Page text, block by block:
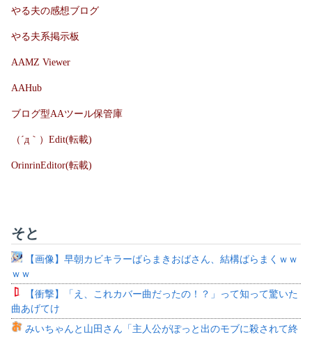
やる夫の感想ブログ
やる夫系掲示板
AAMZ Viewer
AAHub
ブログ型AAツール保管庫
（´д｀）Edit(転載)
OrinrinEditor(転載)
そと
【画像】早朝カビキラーばらまきおばさん、結構ばらまくｗｗ
ｗｗ
【衝撃】「え、これカバー曲だったの！？」って知って驚いた
曲あげてけ
みいちゃんと山田さん「主人公がぽっと出のモブに殺されて終